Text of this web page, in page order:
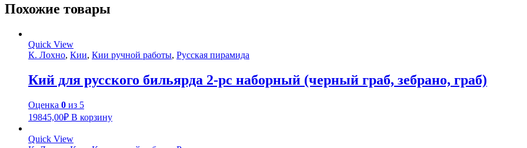
Похожие товары
Quick View
К. Лохно, Кии, Кии ручной работы, Русская пирамида
Кий для русского бильярда 2-pc наборный (черный граб, зебрано, граб)
Оценка 0 из 5
19845,00₽ В корзину
Quick View